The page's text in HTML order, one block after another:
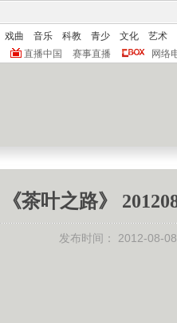
戏曲 音乐 科教 青少 文化
艺术
直播中国 赛事直播 网络
《茶叶之路》
发布时间： 2012-08-